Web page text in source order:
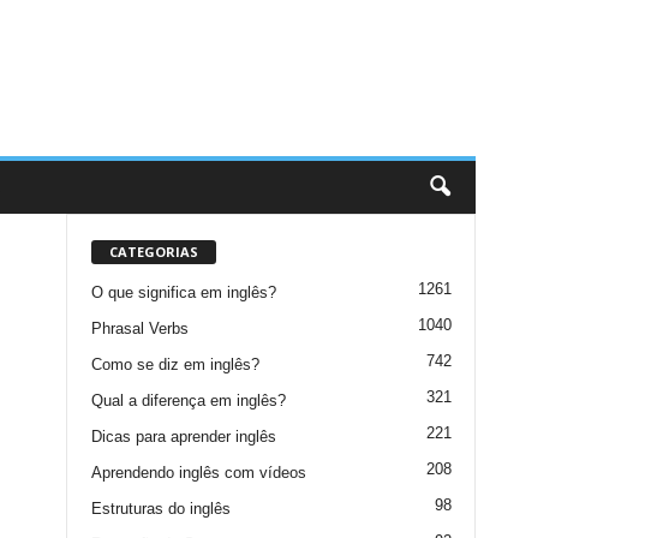
CATEGORIAS
O que significa em inglês? 1261
Phrasal Verbs 1040
Como se diz em inglês? 742
Qual a diferença em inglês? 321
Dicas para aprender inglês 221
Aprendendo inglês com vídeos 208
Estruturas do inglês 98